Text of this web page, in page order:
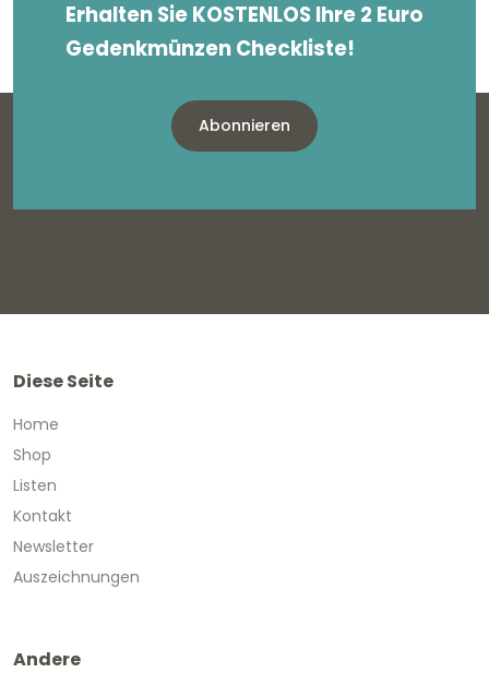
Erhalten Sie KOSTENLOS Ihre 2 Euro
Gedenkmünzen Checkliste!
Abonnieren
Diese Seite
Home
Shop
Listen
Kontakt
Newsletter
Auszeichnungen
Andere